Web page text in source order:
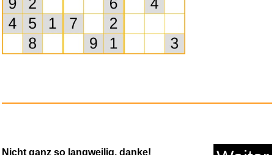
Nicht ganz so langweilig, danke!